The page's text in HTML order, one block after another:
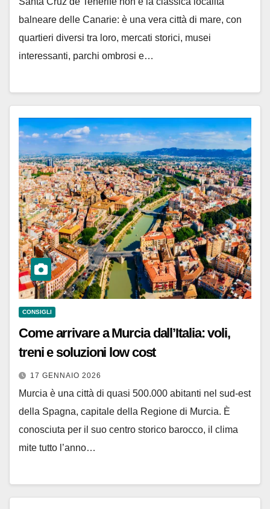
balneare delle Canarie: è una vera città di mare, con
quartieri diversi tra loro, mercati storici, musei
interessanti, parchi ombrosi e…
CONSIGLI
Come arrivare a Murcia dall’Italia: voli,
treni e soluzioni low cost
17 GENNAIO 2026
Murcia è una città di quasi 500.000 abitanti nel sud-est
della Spagna, capitale della Regione di Murcia. È
conosciuta per il suo centro storico barocco, il clima
mite tutto l’anno…